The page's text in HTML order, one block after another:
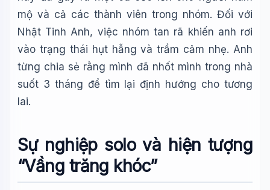
mộ và cả các thành viên trong nhóm. Đối với
Nhật Tinh Anh, việc nhóm tan rã khiến anh rơi
vào trạng thái hụt hẫng và trầm cảm nhẹ. Anh
từng chia sẻ rằng mình đã nhốt mình trong nhà
suốt 3 tháng để tìm lại định hướng cho tương
lai.
Sự nghiệp solo và hiện tượng
“Vầng trăng khóc”